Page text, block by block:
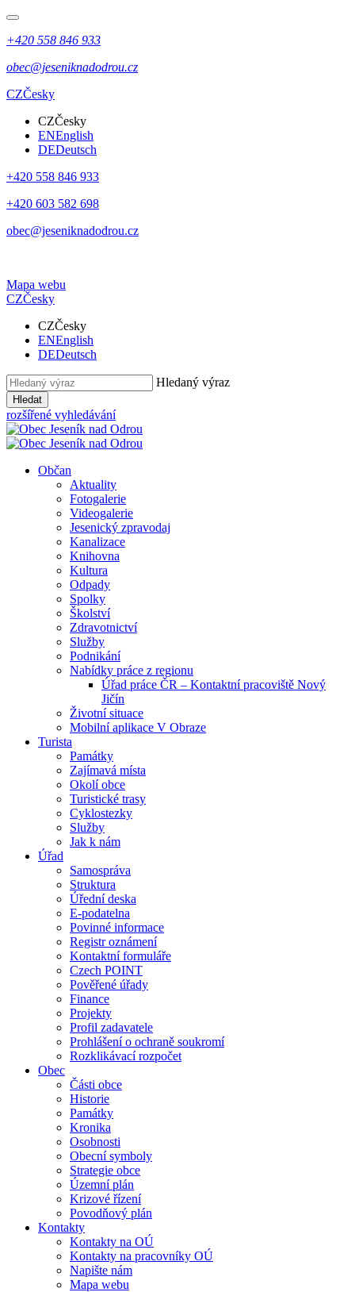
+420 558 846 933
obec@jeseniknadodrou.cz
CZČesky
CZČesky
ENEnglish
DEDeutsch
+420 558 846 933
+420 603 582 698
obec@jeseniknadodrou.cz
Mapa webu
CZČesky
CZČesky
ENEnglish
DEDeutsch
Hledaný výraz
Hledat
rozšířené vyhledávání
Občan
Aktuality
Fotogalerie
Videogalerie
Jesenický zpravodaj
Kanalizace
Knihovna
Kultura
Odpady
Spolky
Školství
Zdravotnictví
Služby
Podnikání
Nabídky práce z regionu
Úřad práce ČR – Kontaktní pracoviště Nový
Jičín
Životní situace
Mobilní aplikace V Obraze
Turista
Památky
Zajímavá místa
Okolí obce
Turistické trasy
Cyklostezky
Služby
Jak k nám
Úřad
Samospráva
Struktura
Úřední deska
E-podatelna
Povinné informace
Registr oznámení
Kontaktní formuláře
Czech POINT
Pověřené úřady
Finance
Projekty
Profil zadavatele
Prohlášení o ochraně soukromí
Rozklikávací rozpočet
Obec
Části obce
Historie
Památky
Kronika
Osobnosti
Obecní symboly
Strategie obce
Územní plán
Krizové řízení
Povodňový plán
Kontakty
Kontakty na OÚ
Kontakty na pracovníky OÚ
Napište nám
Mapa webu